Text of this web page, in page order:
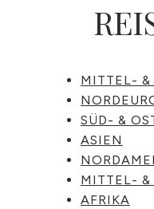
MITTEL- &
SÜD- &
ASIEN
MITTEL- &
AFRIKA